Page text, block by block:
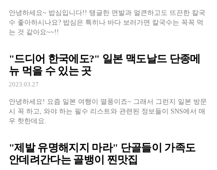
안녕하세요~ 밥심입니다!! 탱글한 면발과 얼큰하고도 뜨끈한 칼국
수 좋아하시나요? 밥심은 특히나 바다 보러가면 칼국수는 꼭꼭 먹
는 것 같아요~~!!
"드디어 한국에도?" 일본 맥도날드 단종메
뉴 먹을 수 있는 곳
2023.03.27
안녕하세요! 요즘 일본 여행이 열풍이죠~ 그래서 그런지 일본 방문
시 꼭 하고, 와야 하는 필수 리스트와 관련된 정보들이 SNS에서 매
우 핫한데요.
"제발 유명해지지 마라" 단골들이 가족도
안데려간다는 골뱅이 찐맛집